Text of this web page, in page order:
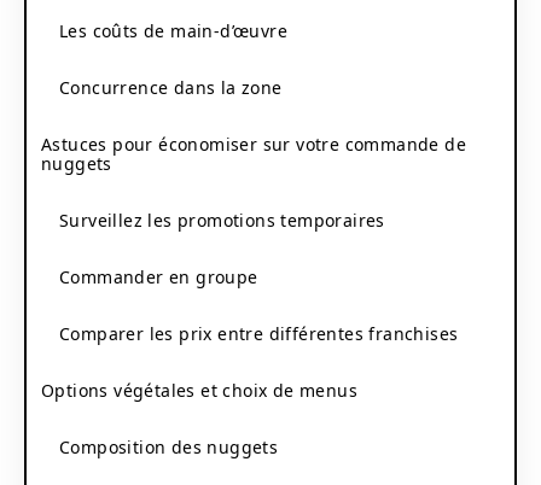
Les coûts de main-d’œuvre
Concurrence dans la zone
Astuces pour économiser sur votre commande de
nuggets
Surveillez les promotions temporaires
Commander en groupe
Comparer les prix entre différentes franchises
Options végétales et choix de menus
Composition des nuggets